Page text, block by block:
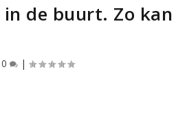
de buurt. Zo kan
0 |